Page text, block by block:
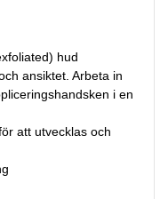
hud
ansiktet. Arbeta in
i en
att utvecklas och